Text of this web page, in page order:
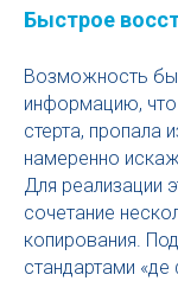
Быстрое
Возможность
информацию,
стерта, пропала
намеренно
Для реализации
сочетание
копирования.
стандартами